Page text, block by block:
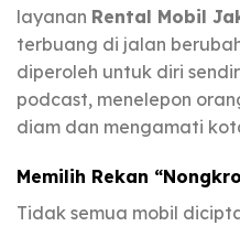
layanan Rental Mobil
terbuang di jalan
diperoleh untuk diri
podcast, menelepon
diam dan mengamati
Memilih Rekan
Tidak semua mobil